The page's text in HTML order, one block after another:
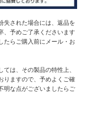
失された場合には、返品を
、予めご了承くださいます
たらご購入前にメール・お
は、その製品の特性上、
りますので、予めよくご確
明な点がございましたらご